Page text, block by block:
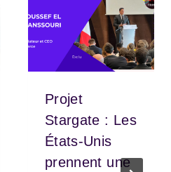
Projet
Stargate : Les
États-Unis
prennent une